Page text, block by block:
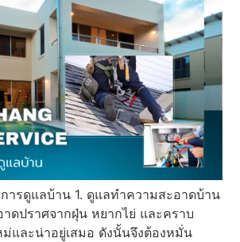
ารดูแลบ้าน 1. ดูแลทำความสะอาดบ้าน
ดปราศจากฝุ่น หยากไย่ และคราบ
และน่าอยู่เสมอ ดังนั้นจึงต้องหมั่น